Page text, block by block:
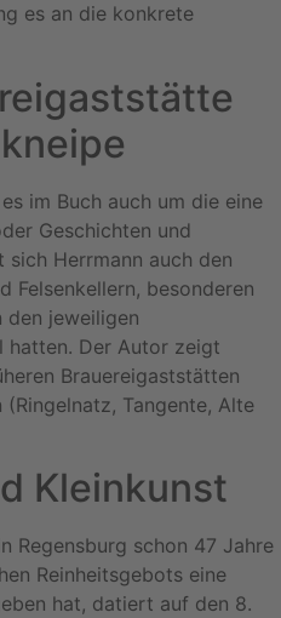
es an die konkrete
im Buch auch um die eine
Geschichten und
Herrmann auch den
Felsenkellern, besonderen
den jeweiligen
hatten. Der Autor zeigt
Brauereigaststätten
Tangente, Alte
Kleinkunst
Regensburg schon 47 Jahre
Reinheitsgebots eine
hat, datiert auf den 8.